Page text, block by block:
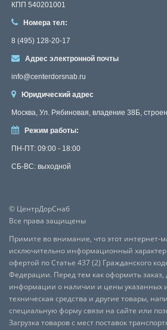
КПП 540201001
Номера тел:
8 (495) 128-20-17
Адрес электронной почты
info@centerdorsnab.ru
Юридический адрес
Москва, Ул. Рябиновая, владение 38Б,
Режим работы:
ПН-ПТ: 09:00 - 18:00
СБ-ВС: выходной
© ЦентрДорСнаб
Все права защищены
Примите во внимание, что этот интернет-
исключительно информационный
офертой по Статье 437 (2) Гражданского
Федерации. Перед тем как оформить заказ,
информации о наличии и цены указанных
техническая средства и другие товары,
специальную форму связи на сайте или
Загрузка товаров с мест поставок